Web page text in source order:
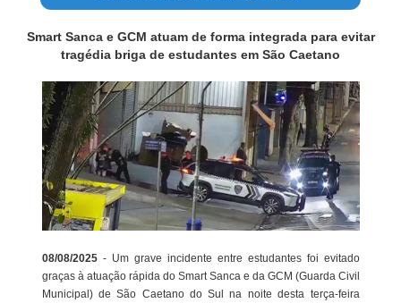
Smart Sanca e GCM atuam de forma integrada para evitar
tragédia briga de estudantes em São Caetano
08/08/2025 - Um grave incidente entre estudantes foi evitado
graças à atuação rápida do Smart Sanca e da GCM (Guarda Civil
Municipal) de São Caetano do Sul na noite desta terça-feira